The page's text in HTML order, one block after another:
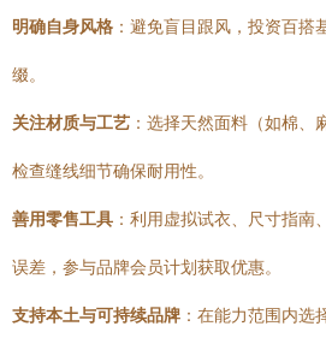
明确自身风格 ：避免盲目跟风，投资百搭
缀。
关注材质与工艺 ：选择天然面料（如棉、
检查缝线细节确保耐用性。
善用零售工具 ：利用虚拟试衣、尺寸指南
误差，参与品牌会员计划获取优惠。
支持本土与可持续品牌 ：在能力范围内选